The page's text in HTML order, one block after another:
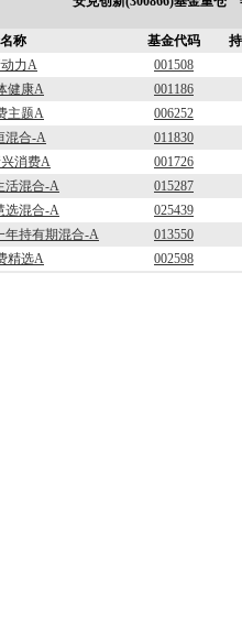
称 基金代码
力A 001508
健康A 001186
主题A 006252
混合-A 011830
消费A 001726
活混合-A 015287
选混合-A 025439
年持有期混合-A 013550
精选A 002598